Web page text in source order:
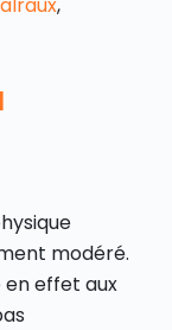
modéré.
en effet aux